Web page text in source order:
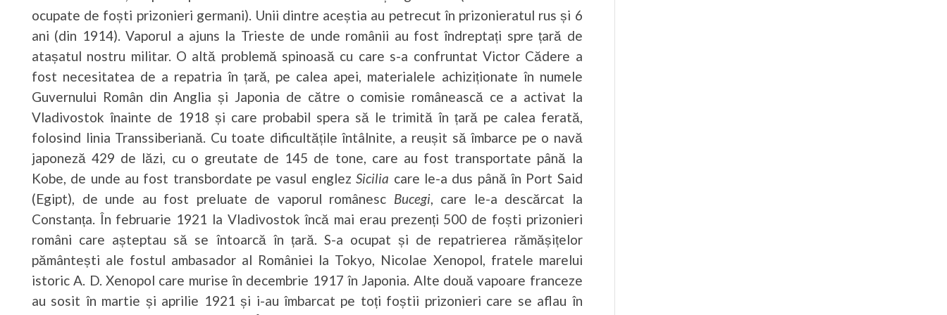
ocupate de foști prizonieri germani). Unii dintre aceștia au petrecut în prizonieratul rus și 6
ani (din 1914). Vaporul a ajuns la Trieste de unde românii au fost îndreptați spre țară de
atașatul nostru militar. O altă problemă spinoasă cu care s-a confruntat Victor Cădere a
fost necesitatea de a repatria în țară, pe calea apei, materialele achiziționate în numele
Guvernului Român din Anglia și Japonia de către o comisie românească ce a activat la
Vladivostok înainte de 1918 și care probabil spera să le trimită în țară pe calea ferată,
folosind linia Transsiberiană. Cu toate dificultățile întâlnite, a reușit să îmbarce pe o navă
japoneză 429 de lăzi, cu o greutate de 145 de tone, care au fost transportate până la
Kobe, de unde au fost transbordate pe vasul englezSicilia care le-a dus până în Port Said
(Egipt), de unde au fost preluate de vaporul românesc Bucegi, care le-a descărcat la
Constanța. În februarie 1921 la Vladivostok încă mai erau prezenți 500 de foști prizonieri
români care așteptau să se întoarcă în țară. S-a ocupat și de repatrierea rămășițelor
pământești ale fostul ambasador al României la Tokyo, Nicolae Xenopol, fratele marelui
istoric A. D. Xenopol care murise în decembrie 1917 în Japonia. Alte două vapoare franceze
au sosit în martie și aprilie 1921 și i-au îmbarcat pe toți foștii prizonieri care se aflau în